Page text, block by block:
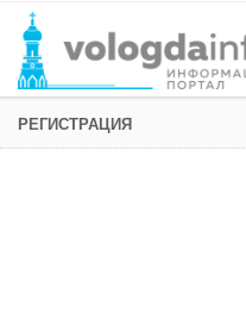
РЕГИСТРАЦИЯ